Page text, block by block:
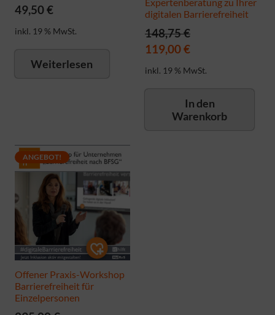
49,50€
inkl. 19 % MwSt.
Weiterlesen
digitalen Barrierefreiheit
148,75€
Ursprünglicher
Preis
148,75 €
119,00€
Aktueller
119,00 €.
inkl. 19 % MwSt.
In den
Warenkorb
ANGEBOT!
Offener Praxis-Workshop
Barrierefreiheit für
Einzelpersonen